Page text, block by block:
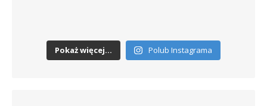
Pokaż więcej... Polub Instagrama